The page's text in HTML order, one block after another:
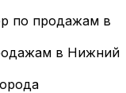
по продажам в
в Нижний